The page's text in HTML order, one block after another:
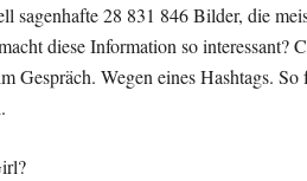
sagenhafte 28 831 846 Bilder, die
diese Information so interessant?
Gespräch. Wegen eines Hashtags.